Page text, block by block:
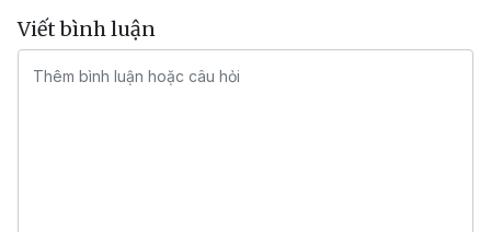
Viết bình luận